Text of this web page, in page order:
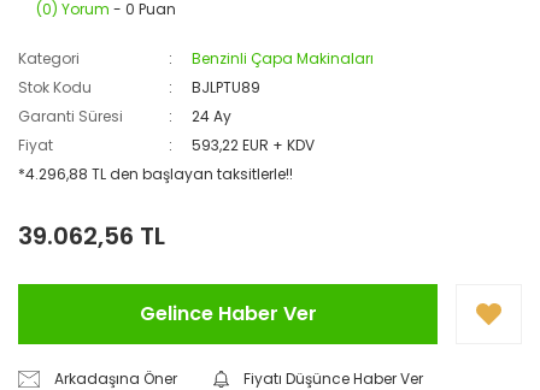
(0) Yorum - 0 Puan
Kategori
Benzinli Çapa Makinaları
Stok Kodu
BJLPTU89
Garanti Süresi
24 Ay
Fiyat
593,22 EUR + KDV
*4.296,88 TL den başlayan taksitlerle!!
39.062,56 TL
Gelince Haber Ver
Arkadaşına Öner
Fiyatı Düşünce Haber Ver